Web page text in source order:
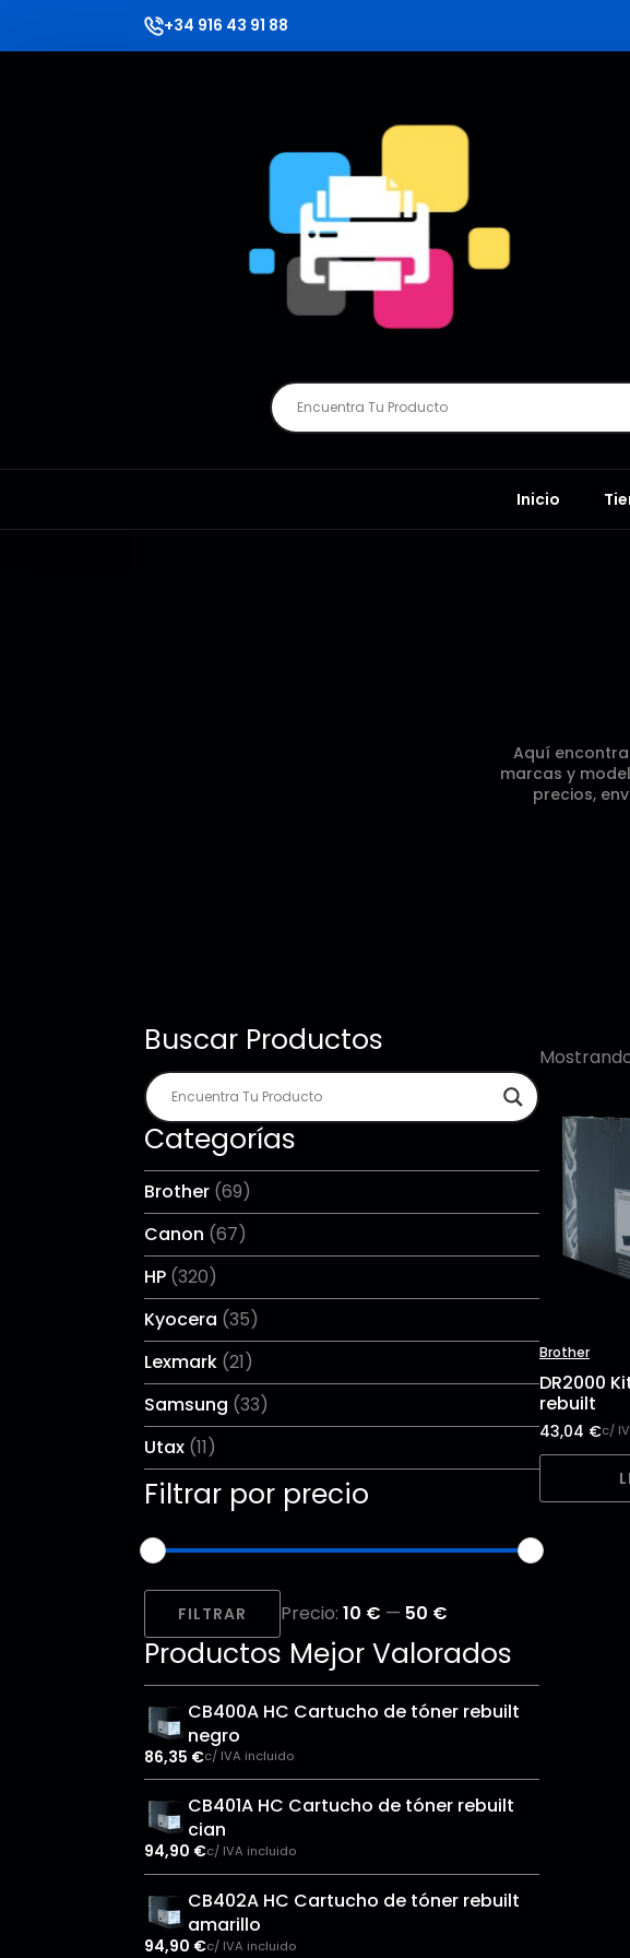
+34 916 43 91 88
Inicio
Aquí
marcas y
precios,
Buscar Productos
Categorías
Brother (69)
Canon (67)
HP (320)
Kyocera (35)
Lexmark (21)
Samsung (33)
Utax (11)
Filtrar por precio
Precio
mínimo
Precio
máximo
FILTRAR Precio: 10 € — 50 €
Productos Mejor Valorados
CB400A HC Cartucho de tóner rebuilt
negro
86,35 €c/ IVA incluido
CB401A HC Cartucho de tóner rebuilt
cian
94,90 €c/ IVA incluido
CB402A HC Cartucho de tóner rebuilt
amarillo
94,90 €c/ IVA incluido
Brother
DR2000
rebuilt
43,04 €c/